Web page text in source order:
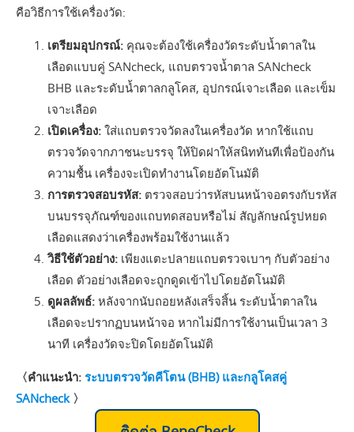
คือวิธีการใช้เครื่องวัด:
เตรียมอุปกรณ์: คุณจะต้องใช้เครื่องวัดระดับน้ำตาลใน
เลือดแบบคู่ SANcheck, แถบตรวจน้ำตาล SANcheck
BHB และระดับน้ำตาลกลูโคส, อุปกรณ์เจาะเลือด และเข็ม
เจาะเลือด
เปิดเครื่อง: ใส่แถบตรวจวัดลงในเครื่องวัด หากใช้แถบ
ตรวจวัดจากภาชนะบรรจุ ให้ปิดฝาให้สนิททันทีเพื่อป้องกัน
ความชื้น เครื่องจะเปิดทำงานโดยอัตโนมัติ
การตรวจสอบรหัส: ตรวจสอบว่ารหัสบนหน้าจอตรงกับรหัส
บนบรรจุภัณฑ์ของแถบทดสอบหรือไม่ สัญลักษณ์รูปหยด
เลือดแสดงว่าเครื่องพร้อมใช้งานแล้ว
วิธีใช้ตัวอย่าง: เพียงแตะปลายแถบตรวจเบาๆ กับตัวอย่าง
เลือด ตัวอย่างเลือดจะถูกดูดเข้าไปโดยอัตโนมัติ
ดูผลลัพธ์: หลังจากนับถอยหลังเสร็จสิ้น ระดับน้ำตาลใน
เลือดจะปรากฏบนหน้าจอ หากไม่มีการใช้งานเป็นเวลา 3
นาที เครื่องวัดจะปิดโดยอัตโนมัติ
〈คำแนะนำ: ระบบตรวจวัดคีโตน (BHB) และกลูโคสคู่
SANcheck〉